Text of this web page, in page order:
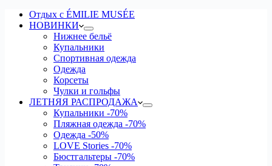
Отдых с ÉMILIE MUSÉE
НОВИНКИ
Нижнее бельё
Купальники
Спортивная одежда
Одежда
Корсеты
Чулки и гольфы
ЛЕТНЯЯ РАСПРОДАЖА
Купальники -70%
Пляжная одежда -70%
Одежда -50%
LOVE Stories -70%
Бюстгальтеры -70%